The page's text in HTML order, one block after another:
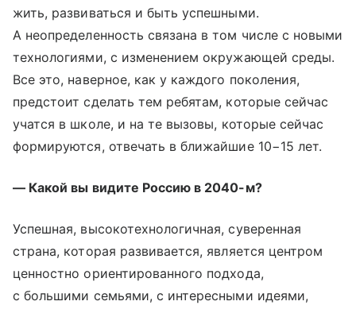
жить, развиваться и быть успешными.
А неопределенность связана в том числе с новыми
технологиями, с изменением окружающей среды.
Все это, наверное, как у каждого поколения,
предстоит сделать тем ребятам, которые сейчас
учатся в школе, и на те вызовы, которые сейчас
формируются, отвечать в ближайшие 10−15 лет.
— Какой вы видите Россию в 2040-м?
Успешная, высокотехнологичная, суверенная
страна, которая развивается, является центром
ценностно ориентированного подхода,
с большими семьями, с интересными идеями,